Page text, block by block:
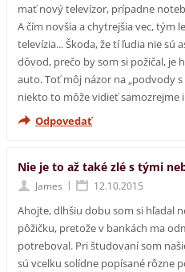
mať nový televízor, prípadne
A čím novšia a chytrejšia vec, tým
televízia... Škoda, že tí ľudia nie sú
dôvod, prečo by som si požičal, je
auto. Toť môj názor na „podvody
niekto to môže vidieť samozrejme
Odpovedať
Nie je to až také zlé s tými
James | 12.10.2015
Ahojte, dlhšiu dobu som si hľadal
pôžičku, pretože v bankách ma
potreboval. Pri študovaní som
sú vcelku solídne popísané rôzne